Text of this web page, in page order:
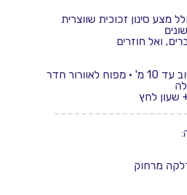
ואל חוזרים
10 מ'
• מפוח לאוורור חדר